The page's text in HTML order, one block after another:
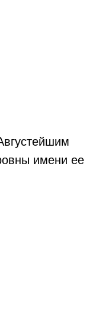
имени ее